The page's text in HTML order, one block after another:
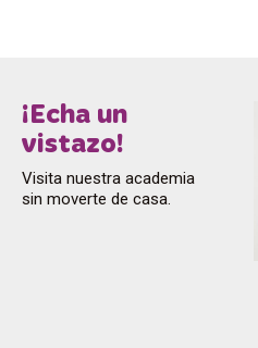
¡Echa un
vistazo!
Visita nuestra academia
sin moverte de casa.